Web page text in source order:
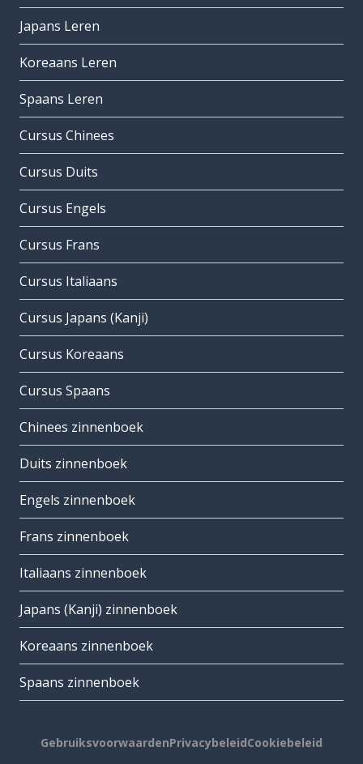
Japans Leren
Koreaans Leren
Spaans Leren
Cursus Chinees
Cursus Duits
Cursus Engels
Cursus Frans
Cursus Italiaans
Cursus Japans (Kanji)
Cursus Koreaans
Cursus Spaans
Chinees zinnenboek
Duits zinnenboek
Engels zinnenboek
Frans zinnenboek
Italiaans zinnenboek
Japans (Kanji) zinnenboek
Koreaans zinnenboek
Spaans zinnenboek
GebruiksvoorwaardenPrivacybeleidCookiebeleid